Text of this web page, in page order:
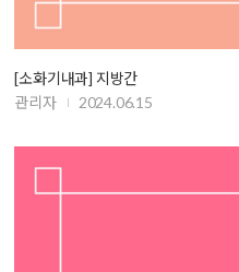
[소화기내과] 지방간
관리자
2024.06.15